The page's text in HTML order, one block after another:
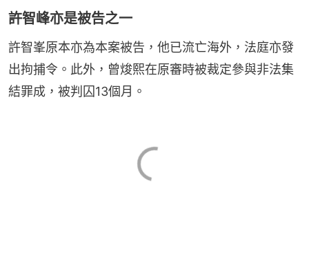
許智峰亦是被告之一
許智峯原本亦為本案被告，他已流亡海外，法庭亦發
出拘捕令。此外，曾焌熙在原審時被裁定參與非法集
結罪成，被判囚13個月。